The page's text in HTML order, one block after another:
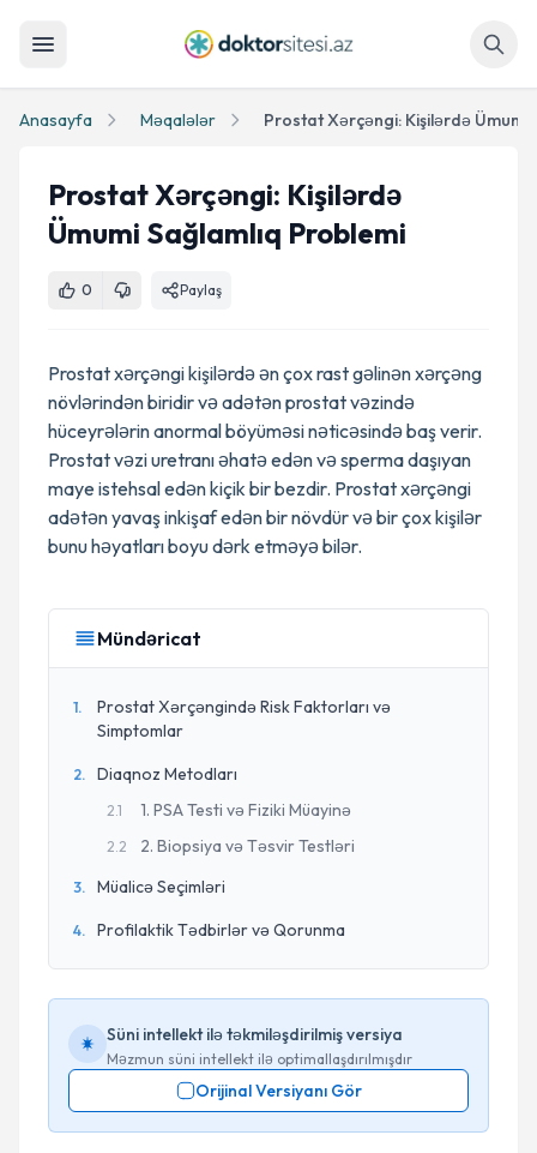
Anasayfa Məqalələr
Prostat Xərçəngi: Kişilərdə
Ümumi Sağlamlıq Problemi
0 Paylaş
Prostat xərçəngi kişilərdə ən çox rast gəlinən xərçəng
növlərindən biridir və adətən prostat vəzində
hüceyrələrin anormal böyüməsi nəticəsində baş verir.
Prostat vəzi uretranı əhatə edən və sperma daşıyan
maye istehsal edən kiçik bir bezdir. Prostat xərçəngi
adətən yavaş inkişaf edən bir növdür və bir çox kişilər
bunu həyatları boyu dərk etməyə bilər.
Mündəricat
1.
Prostat Xərçəngində Risk Faktorları və
Simptomlar
2. Diaqnoz Metodları
2.1 1. PSA Testi və Fiziki Müayinə
2.2 2. Biopsiya və Təsvir Testləri
3. Müalicə Seçimləri
4. Profilaktik Tədbirlər və Qorunma
Süni intellekt ilə təkmiləşdirilmiş versiya
Məzmun süni intellekt ilə optimallaşdırılmışdır
Orijinal Versiyanı Gör